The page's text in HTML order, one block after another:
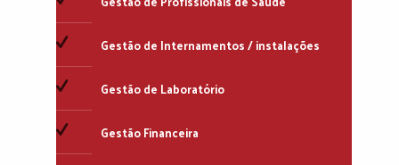
Gestão de Internamentos / instalações
Gestão de Laboratório
Gestão Financeira